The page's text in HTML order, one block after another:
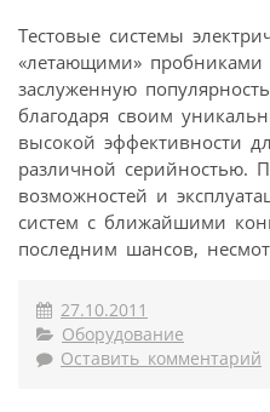
Тестовые системы
«летающими» пробниками
заслуженную
благодаря своим
высокой эффективности
различной серийностью.
возможностей и
систем с ближайшими
последним шансов,
27.10.2011
Оборудование
Оставить комментарий